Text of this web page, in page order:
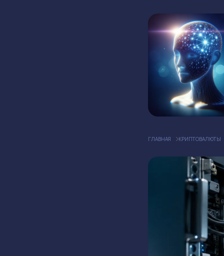
ГЛАВНАЯ КРИПТОВАЛЮТЫ